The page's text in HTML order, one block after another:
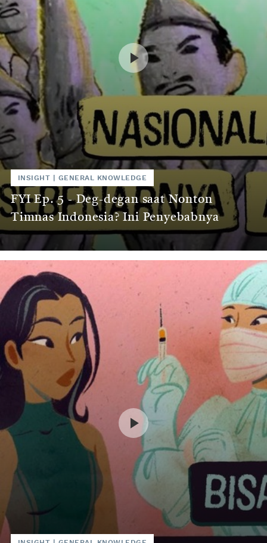
INSIGHT GENERAL KNOWLEDGE
FYI Ep. 5 - Deg-degan saat Nonton
Timnas Indonesia? Ini Penyebabnya